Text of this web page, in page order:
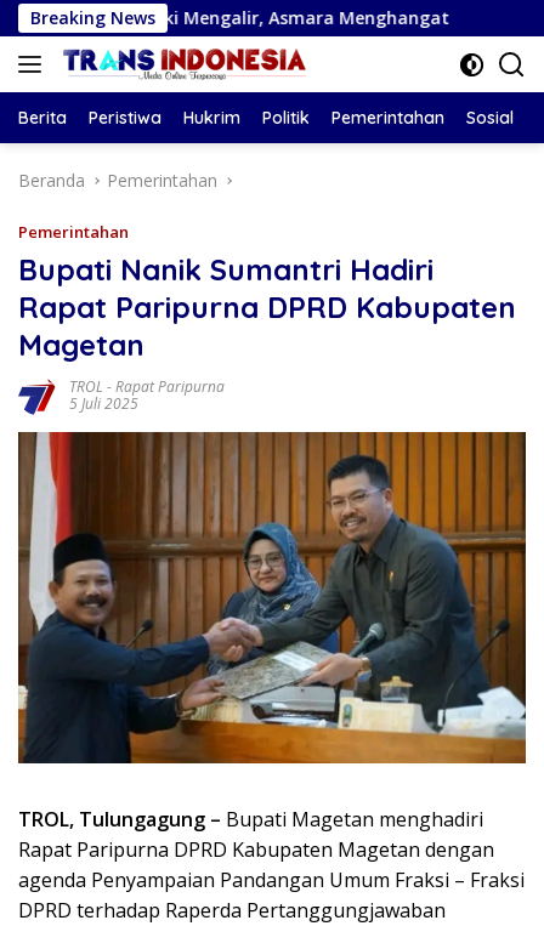
Langsung
ke
konten
Breaking News
Mengalir, Asmara Menghangat Perkuat SDM
Berita Peristiwa Hukrim Politik Pemerintahan Sosial
Beranda Pemerintahan
Pemerintahan
Bupati Nanik Sumantri Hadiri
Rapat Paripurna DPRD Kabupaten
Magetan
TROL -Rapat Paripurna
5 Juli 2025
TROL, Tulungagung – Bupati Magetan menghadiri
Rapat Paripurna DPRD Kabupaten Magetan dengan
agenda Penyampaian Pandangan Umum Fraksi – Fraksi
DPRD terhadap Raperda Pertanggungjawaban